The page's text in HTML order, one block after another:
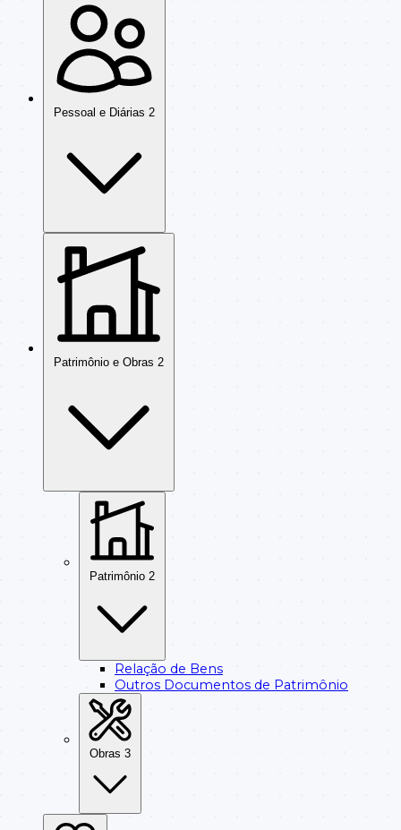
Pessoal e Diárias 2
Patrimônio e Obras 2
Patrimônio 2
Relação de Bens
Outros Documentos de Patrimônio
Obras 3